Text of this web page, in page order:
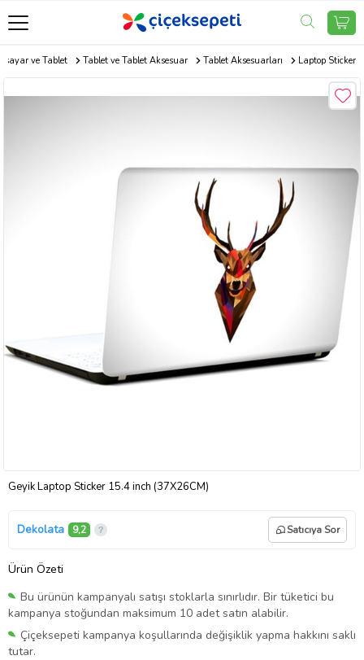
ve Tablet Tablet ve Tablet Aksesuar Tablet Aksesuarları Laptop Sticker
Geyik Laptop Sticker 15.4 inch (37X26CM)
Dekolata 9,2 Satıcıya Sor
Ürün Özeti
Bu ürünün kampanyalı satışı stoklarla sınırlıdır. Bir tüketici bu
kampanya stoğundan maksimum 10 adet satın alabilir.
Çiçeksepeti kampanya koşullarında değişiklik yapma hakkını saklı
tutar.